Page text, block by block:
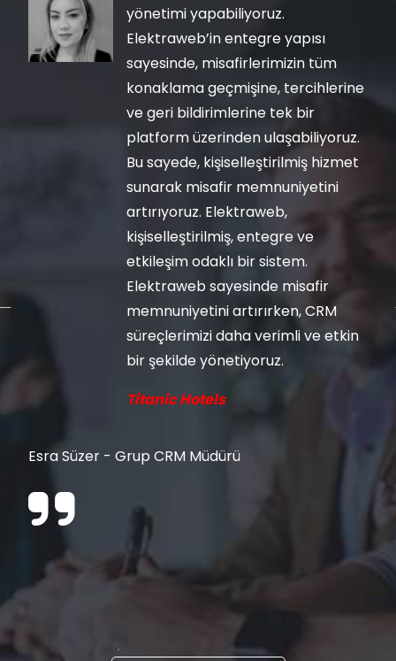
yönetimi yapabiliyoruz.
Elektraweb’in entegre yapısı
sayesinde, misafirlerimizin tüm
konaklama geçmişine, tercihlerine
ve geri bildirimlerine tek bir
platform üzerinden ulaşabiliyoruz.
Bu sayede, kişiselleştirilmiş hizmet
sunarak misafir memnuniyetini
artırıyoruz. Elektraweb,
kişiselleştirilmiş, entegre ve
etkileşim odaklı bir sistem.
Elektraweb sayesinde misafir
memnuniyetini artırırken, CRM
süreçlerimizi daha verimli ve etkin
bir şekilde yönetiyoruz.
Titanic Hotels
Esra Süzer - Grup CRM Müdürü